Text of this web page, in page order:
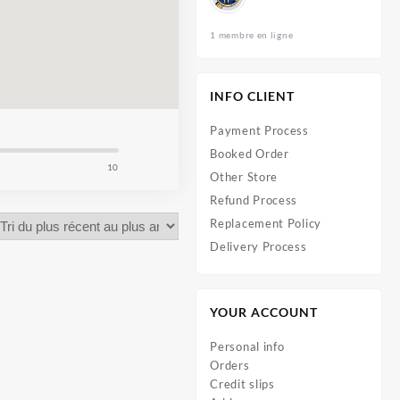
10
1 membre en ligne
INFO CLIENT
Payment Process
Booked Order
Other Store
Refund Process
Replacement Policy
Delivery Process
YOUR ACCOUNT
Personal info
Orders
Credit slips